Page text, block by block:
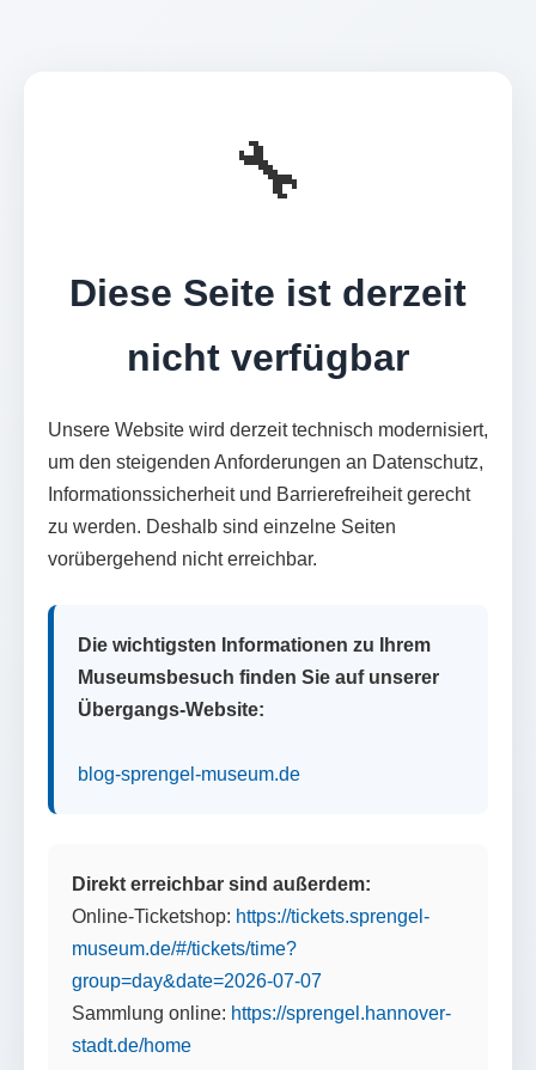
🔧
Diese Seite ist derzeit
nicht verfügbar
Unsere Website wird derzeit technisch modernisiert,
um den steigenden Anforderungen an Datenschutz,
Informationssicherheit und Barrierefreiheit gerecht
zu werden. Deshalb sind einzelne Seiten
vorübergehend nicht erreichbar.
Die wichtigsten Informationen zu Ihrem
Museumsbesuch finden Sie auf unserer
Übergangs-Website:
blog-sprengel-museum.de
Direkt erreichbar sind außerdem:
Online-Ticketshop: https://tickets.sprengel-
museum.de/#/tickets/time?
group=day&date=2026-07-07
Sammlung online: https://sprengel.hannover-
stadt.de/home